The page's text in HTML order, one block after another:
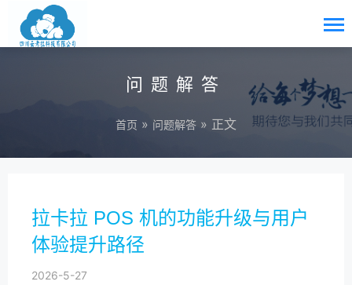
问题解答
首页 » 问题解答 » 正文
拉卡拉 POS 机的功能升级与用户
体验提升路径
2026-5-27